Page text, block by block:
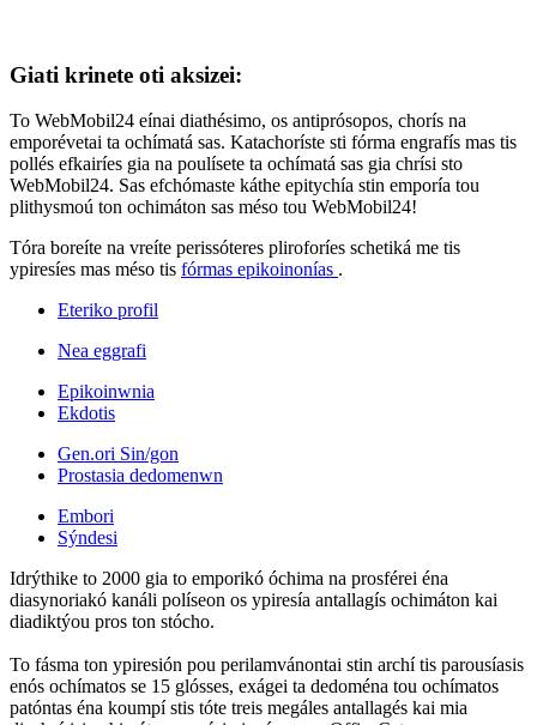
Giati krinete oti aksizei:
To WebMobil24 eínai diathésimo, os antiprósopos, chorís na
emporévetai ta ochímatá sas. Katachoríste sti fórma engrafís mas tis
pollés efkairíes gia na poulísete ta ochímatá sas gia chrísi sto
WebMobil24. Sas efchómaste káthe epitychía stin emporía tou
plithysmoú ton ochimáton sas méso tou WebMobil24!
Tóra boreíte na vreíte perissóteres pliroforíes schetiká me tis
ypiresíes mas méso tis fórmas epikoinonías .
Eteriko profil
Nea eggrafi
Epikoinwnia
Ekdotis
Gen.ori Sin/gon
Prostasia dedomenwn
Embori
Sýndesi
Idrýthike to 2000 gia to emporikó óchima na prosférei éna
diasynoriakó kanáli políseon os ypiresía antallagís ochimáton kai
diadiktýou pros ton stócho.
To fásma ton ypiresión pou perilamvánontai stin archí tis parousíasis
enós ochímatos se 15 glósses, exágei ta dedoména tou ochímatos
patóntas éna koumpí stis tóte treis megáles antallagés kai mia